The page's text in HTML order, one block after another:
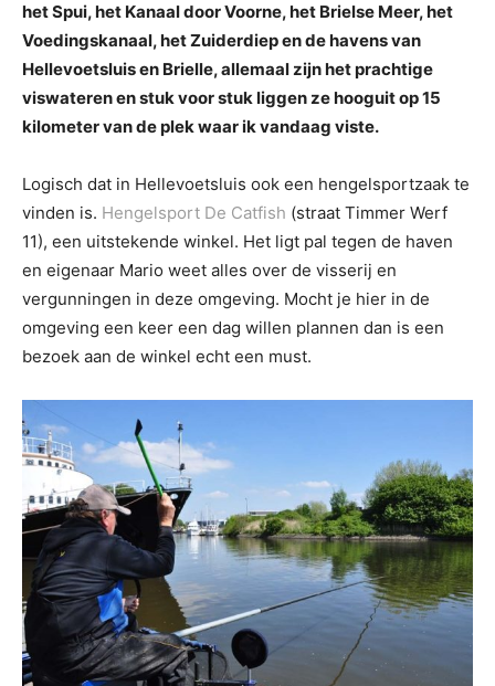
het Spui, het Kanaal door Voorne, het Brielse Meer, het
Voedingskanaal, het Zuiderdiep en de havens van
Hellevoetsluis en Brielle, allemaal zijn het prachtige
viswateren en stuk voor stuk liggen ze hooguit op 15
kilometer van de plek waar ik vandaag viste.
Logisch dat in Hellevoetsluis ook een hengelsportzaak te
vinden is. Hengelsport De Catfish (straat Timmer Werf
11), een uitstekende winkel. Het ligt pal tegen de haven
en eigenaar Mario weet alles over de visserij en
vergunningen in deze omgeving. Mocht je hier in de
omgeving een keer een dag willen plannen dan is een
bezoek aan de winkel echt een must.